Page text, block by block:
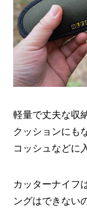
軽量で丈夫な収
クッションにも
コッシュなどに
カッターナイフ
ングはできない